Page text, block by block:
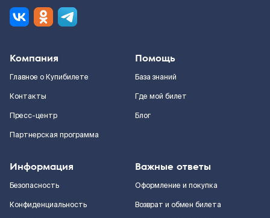
Компания
Главное о Купибилете
Контакты
Пресс-центр
Партнерская программа
Помощь
База знаний
Где мой билет
Блог
Информация
Безопасность
Конфиденциальность
Важные ответы
Оформление и покупка
Возврат и обмен билета